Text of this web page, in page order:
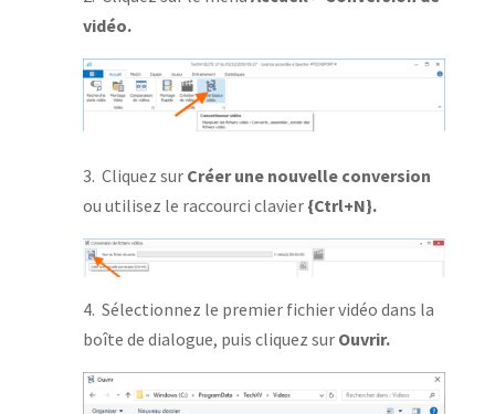
vidéo.
3. Cliquez sur Créer une nouvelle conversion
ou utilisez le raccourci clavier {Ctrl+N}.
4. Sélectionnez le premier fichier vidéo dans la
boîte de dialogue, puis cliquez sur Ouvrir.